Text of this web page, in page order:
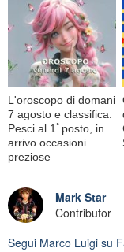
L'oroscopo di domani
7 agosto e classifica:
Pesci al 1ﾟposto, in
arrivo occasioni
preziose
Mark Star
Contributor
Segui Marco Luigi su